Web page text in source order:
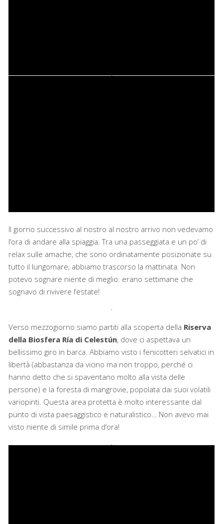
Il giorno successivo al nostro al nostro arrivo non vedevamo
l’ora di andare alla spiaggia. Tra una passeggiata e un po’ di
relax sulle amache, che sono ordinatamente posizionate su
tutto il lungomare, abbiamo trascorso la mattinata. Non
potevo sognare niente di meglio: erano settimane che
sognavo di rivivere l’estate!
Verso mezzogiorno siamo partiti alla scoperta della Riserva
della Biosfera Ría di Celestún, dove ci aspettava un
bellissimo giro in barca. Abbiamo visto i fenicotteri selvatici in
libertà (abbastanza da vicino ma non troppo, perché ci
hanno detto che si spaventano molto alla vista delle
persone) e la foresta di mangrovie, popolata dai suoi volatili
variopinti. Questa area protetta è molto interessante dal
punto di vista paesaggistico e naturalistico… Non avevo mai
visto niente di simile prima d’ora!